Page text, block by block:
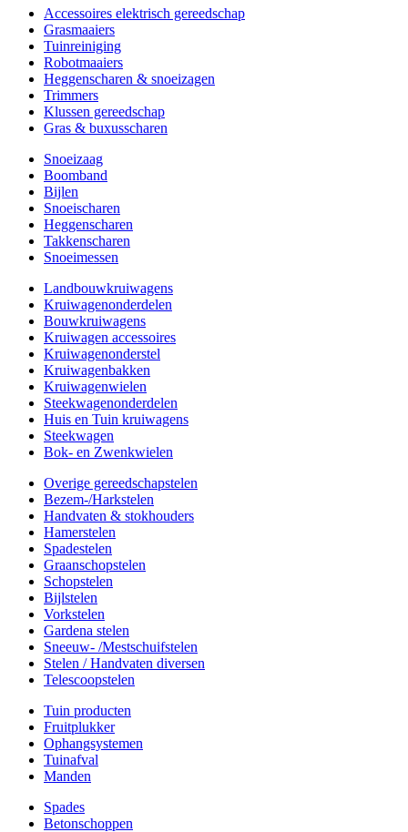
Accessoires elektrisch gereedschap
Grasmaaiers
Tuinreiniging
Robotmaaiers
Heggenscharen & snoeizagen
Trimmers
Klussen gereedschap
Gras & buxusscharen
Snoeizaag
Boomband
Bijlen
Snoeischaren
Heggenscharen
Takkenscharen
Snoeimessen
Landbouwkruiwagens
Kruiwagenonderdelen
Bouwkruiwagens
Kruiwagen accessoires
Kruiwagenonderstel
Kruiwagenbakken
Kruiwagenwielen
Steekwagenonderdelen
Huis en Tuin kruiwagens
Steekwagen
Bok- en Zwenkwielen
Overige gereedschapstelen
Bezem-/Harkstelen
Handvaten & stokhouders
Hamerstelen
Spadestelen
Graanschopstelen
Schopstelen
Bijlstelen
Vorkstelen
Gardena stelen
Sneeuw- /Mestschuifstelen
Stelen / Handvaten diversen
Telescoopstelen
Tuin producten
Fruitplukker
Ophangsystemen
Tuinafval
Manden
Spades
Betonschoppen